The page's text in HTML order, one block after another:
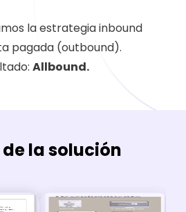
la estrategia inbound
pagada (outbound).
Allbound.
de la solución